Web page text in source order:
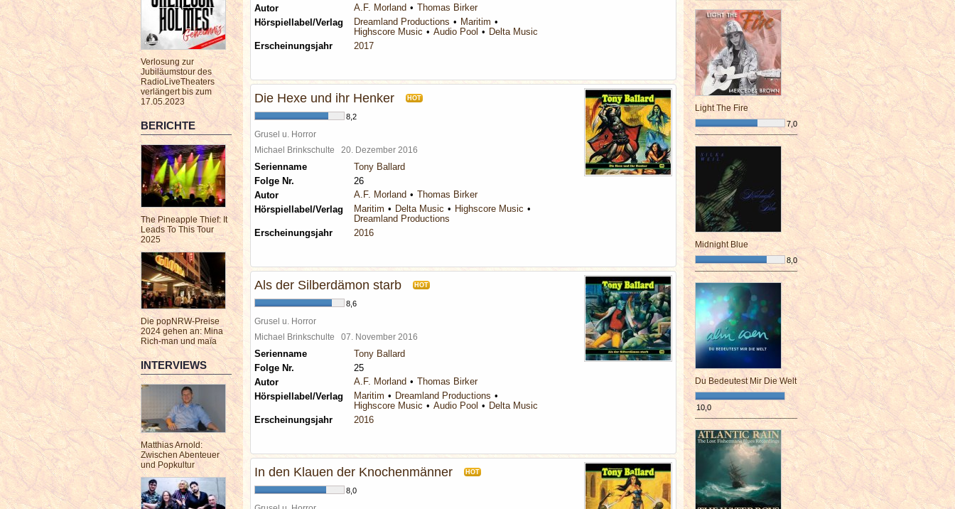
Verlosung zur
Jubiläumstour des
RadioLiveTheaters
verlängert bis zum
17.05.2023
BERICHTE
The Pineapple Thief: It
Leads To This Tour
2025
Die popNRW-Preise
2024 gehen an: Mina
Rich-man und maïa
INTERVIEWS
Matthias Arnold:
Zwischen Abenteuer
und Popkultur
Autor
A.F. Morland
Thomas Birker
Hörspiellabel/Verlag
Dreamland Productions
Maritim
Highscore Music
Audio Pool
Delta Music
Erscheinungsjahr
2017
Die Hexe und ihr Henker HOT
8,2
Grusel u. Horror
Michael Brinkschulte 20. Dezember 2016
Serienname
Tony Ballard
Folge Nr.
26
Autor
A.F. Morland
Thomas Birker
Hörspiellabel/Verlag
Maritim Delta Music
Highscore Music
Dreamland Productions
Erscheinungsjahr
2016
Als der Silberdämon starb HOT
8,6
Grusel u. Horror
Michael Brinkschulte 07. November 2016
Serienname
Tony Ballard
Folge Nr.
25
Autor
A.F. Morland
Thomas Birker
Hörspiellabel/Verlag
Maritim
Dreamland Productions
Highscore Music
Audio Pool
Delta Music
Erscheinungsjahr
2016
In den Klauen der Knochenmänner HOT
8,0
Light The Fire
7,0
¯¯¯¯¯¯¯¯¯¯¯¯¯¯¯¯¯¯¯¯¯¯¯¯
Midnight Blue
8,0
¯¯¯¯¯¯¯¯¯¯¯¯¯¯¯¯¯¯¯¯¯¯¯¯
Du Bedeutest Mir Die Welt
10,0
¯¯¯¯¯¯¯¯¯¯¯¯¯¯¯¯¯¯¯¯¯¯¯¯